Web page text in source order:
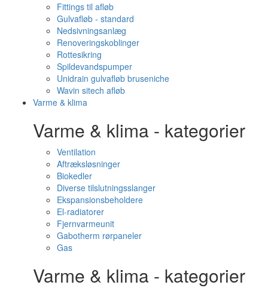
Fittings til afløb
Gulvafløb - standard
Nedsivningsanlæg
Renoveringskoblinger
Rottesikring
Spildevandspumper
Unidrain gulvafløb bruseniche
Wavin sitech afløb
Varme & klima
Varme & klima - kategorier
Ventilation
Aftræksløsninger
Biokedler
Diverse tilslutningsslanger
Ekspansionsbeholdere
El-radiatorer
Fjernvarmeunit
Gabotherm rørpaneler
Gas
Varme & klima - kategorier